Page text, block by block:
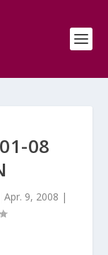
08
Apr. 9, 2008 |